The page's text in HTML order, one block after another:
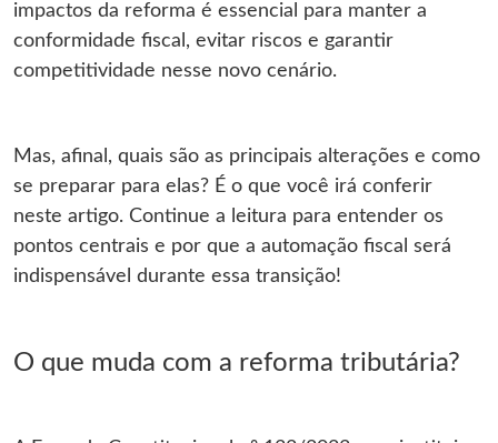
impactos da reforma é essencial para manter a
conformidade fiscal, evitar riscos e garantir
competitividade nesse novo cenário.
Mas, afinal, quais são as principais alterações e como
se preparar para elas? É o que você irá conferir
neste artigo. Continue a leitura para entender os
pontos centrais e por que a automação fiscal será
indispensável durante essa transição!
O que muda com a reforma tributária?